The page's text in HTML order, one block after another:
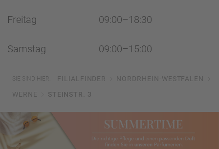
Freitag 09:00–18:30
Samstag 09:00–15:00
SIE SIND HIER: FILIALFINDER
NORDRHEIN-WESTFALEN
WERNE
STEINSTR. 3